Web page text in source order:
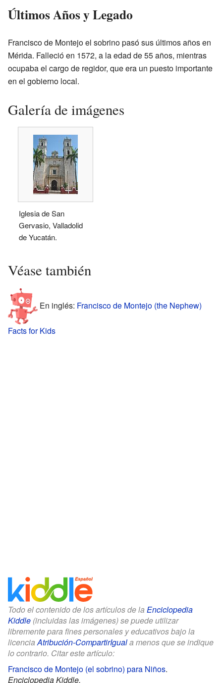
Últimos Años y Legado
Francisco de Montejo el sobrino pasó sus últimos años en
Mérida. Falleció en 1572, a la edad de 55 años, mientras
ocupaba el cargo de regidor, que era un puesto importante
en el gobierno local.
Galería de imágenes
Iglesia de San
Gervasio, Valladolid
de Yucatán.
Véase también
En inglés: Francisco de Montejo (the Nephew)
Facts for Kids
Todo el contenido de los artículos de la Enciclopedia
Kiddle (incluidas las imágenes) se puede utilizar
libremente para fines personales y educativos bajo la
licenciaAtribución-CompartirIguala menos que se indique
lo contrario. Citar este artículo:
Francisco de Montejo (el sobrino) para Niños.
Enciclopedia Kiddle.